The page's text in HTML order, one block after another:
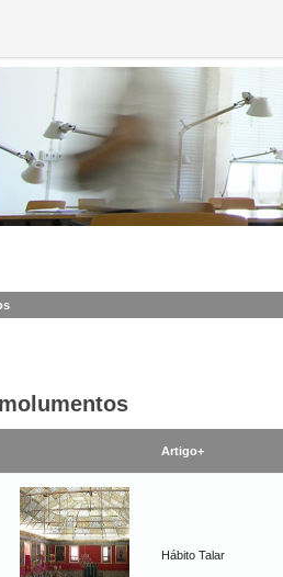
Artigo+
Hábito Talar